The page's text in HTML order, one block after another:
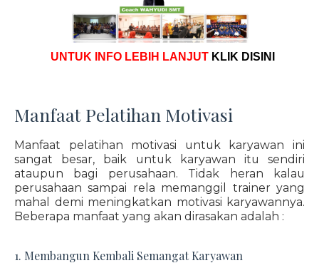
UNTUK INFO LEBIH LANJUT KLIK DISINI
Manfaat Pelatihan Motivasi
Manfaat pelatihan motivasi untuk karyawan ini
sangat besar, baik untuk karyawan itu sendiri
ataupun bagi perusahaan. Tidak heran kalau
perusahaan sampai rela memanggil trainer yang
mahal demi meningkatkan motivasi karyawannya.
Beberapa manfaat yang akan dirasakan adalah :
1. Membangun Kembali Semangat Karyawan